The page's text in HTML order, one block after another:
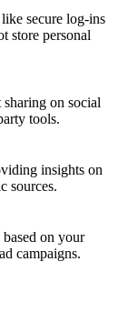
secure log-ins
store personal
on social
tools.
insights on
sources.
on your
campaigns.